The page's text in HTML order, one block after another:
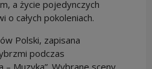
a życie pojedynczych
o całych pokoleniach.
Polski, zapisana
podczas
– Muzyka”. Wybrane sceny